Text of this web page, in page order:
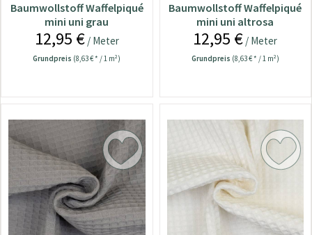
Baumwollstoff Waffelpiqué
mini uni grau
12,95 €/ Meter
Grundpreis (8,63 € * / 1 m²)
Baumwollstoff Waffelpiqué
mini uni altrosa
12,95 € / Meter
Grundpreis (8,63 € * / 1 m²)